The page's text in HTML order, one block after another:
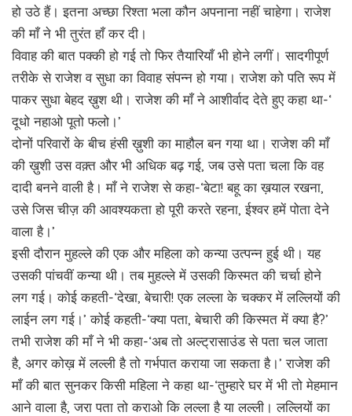
हो उठे हैं। इतना अच्छा रिश्ता भला कौन अपनाना नहीं चाहेगा। राजेश
की माँ ने भी तुरंत हाँ कर दी।
विवाह की बात पक्की हो गई तो फिर तैयारियाँ भी होने लगीं। सादगीपूर्ण
तरीके से राजेश व सुधा का विवाह संपन्न हो गया। राजेश को पति रूप में
पाकर सुधा बेहद ख़ुश थी। राजेश की माँ ने आशीर्वाद देते हुए कहा था-‘
दूधो नहाओ पूतो फलो।’
दोनों परिवारों के बीच हंसी ख़ुशी का माहौल बन गया था। राजेश की माँ
की ख़ुशी उस वक़्त और भी अधिक बढ़ गई, जब उसे पता चला कि वह
दादी बनने वाली है। माँ ने राजेश से कहा-‘बेटा! बहू का ख़याल रखना,
उसे जिस चीज़ की आवश्यकता हो पूरी करते रहना, ईश्वर हमें पोता देने
वाला है।’
इसी दौरान मुहल्ले की एक और महिला को कन्या उत्पन्न हुई थी। यह
उसकी पांचवीं कन्या थी। तब मुहल्ले में उसकी किस्मत की चर्चा होने
लग गई। कोई कहती-‘देखा, बेचारी! एक लल्ला के चक्कर में लल्लियों की
लाईन लग गई।’ कोई कहती-‘क्या पता, बेचारी की किस्मत में क्या है?’
तभी राजेश की माँ ने भी कहा-‘अब तो अल्ट्रासाउंड से पता चल जाता
है, अगर कोख़ में लल्ली है तो गर्भपात कराया जा सकता है।’ राजेश की
माँ की बात सुनकर किसी महिला ने कहा था-‘तुम्हारे घर में भी तो मेहमान
आने वाला है, जरा पता तो कराओ कि लल्ला है या लल्ली। लल्लियों का